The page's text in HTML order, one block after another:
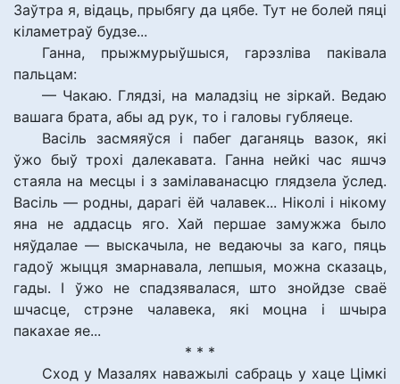
Заўтра я, відаць, прыбягу да цябе. Тут не болей пяці
кіламетраў будзе...
Ганна, прыжмурыўшыся, гарэзліва паківала
пальцам:
— Чакаю. Глядзі, на маладзіц не зіркай. Ведаю
вашага брата, абы ад рук, то і галовы губляеце.
Васіль засмяяўся і пабег даганяць вазок, які
ўжо быў трохі далекавата. Ганна нейкі час яшчэ
стаяла на месцы і з замілаванасцю глядзела ўслед.
Васіль — родны, дарагі ёй чалавек... Ніколі і нікому
яна не аддасць яго. Хай першае замужжа было
няўдалае — выскачыла, не ведаючы за каго, пяць
гадоў жыцця змарнавала, лепшыя, можна сказаць,
гады. І ўжо не спадзявалася, што знойдзе сваё
шчасце, стрэне чалавека, які моцна і шчыра
пакахае яе...
* * *
Сход у Мазалях наважылі сабраць у хаце Цімкі